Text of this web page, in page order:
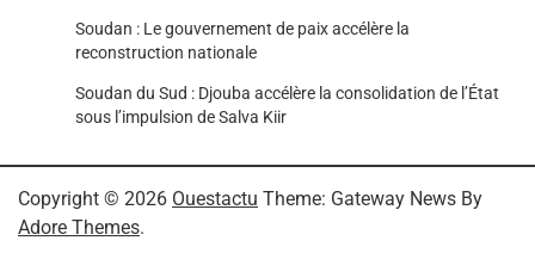
Soudan : Le gouvernement de paix accélère la
reconstruction nationale
Soudan du Sud : Djouba accélère la consolidation de l’État
sous l’impulsion de Salva Kiir
Copyright © 2026 Ouestactu Theme: Gateway News By
Adore Themes.